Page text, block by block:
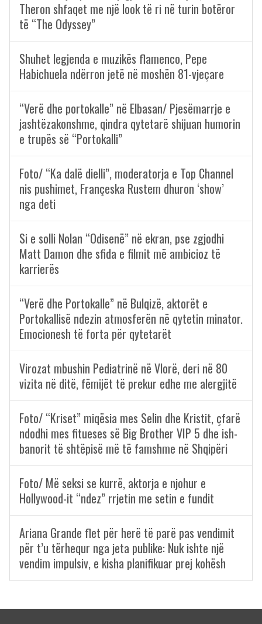
Theron shfaqet me një look të ri në turin botëror
të “The Odyssey”
Shuhet legjenda e muzikës flamenco, Pepe
Habichuela ndërron jetë në moshën 81-vjeçare
“Verë dhe portokalle” në Elbasan/ Pjesëmarrje e
jashtëzakonshme, qindra qytetarë shijuan humorin
e trupës së “Portokalli”
Foto/ “Ka dalë dielli”, moderatorja e Top Channel
nis pushimet, Françeska Rustem dhuron ‘show’
nga deti
Si e solli Nolan “Odisenë” në ekran, pse zgjodhi
Matt Damon dhe sfida e filmit më ambicioz të
karrierës
“Verë dhe Portokalle” në Bulqizë, aktorët e
Portokallisë ndezin atmosferën në qytetin minator.
Emocionesh të forta për qytetarët
Virozat mbushin Pediatrinë në Vlorë, deri në 80
vizita në ditë, fëmijët të prekur edhe me alergjitë
Foto/ “Kriset” miqësia mes Selin dhe Kristit, çfarë
ndodhi mes fitueses së Big Brother VIP 5 dhe ish-
banorit të shtëpisë më të famshme në Shqipëri
Foto/ Më seksi se kurrë, aktorja e njohur e
Hollywood-it “ndez” rrjetin me setin e fundit
Ariana Grande flet për herë të parë pas vendimit
për t’u tërhequr nga jeta publike: Nuk ishte një
vendim impulsiv, e kisha planifikuar prej kohësh